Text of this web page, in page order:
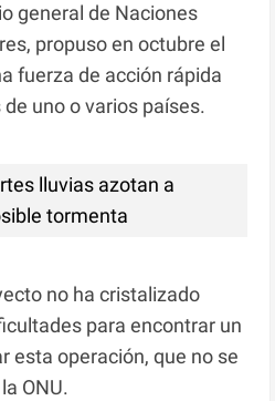
general de Naciones
propuso en octubre el
fuerza de acción rápida
uno o varios países.
lluvias azotan a
tormenta
no ha cristalizado
para encontrar un
esta operación, que no se
ONU.